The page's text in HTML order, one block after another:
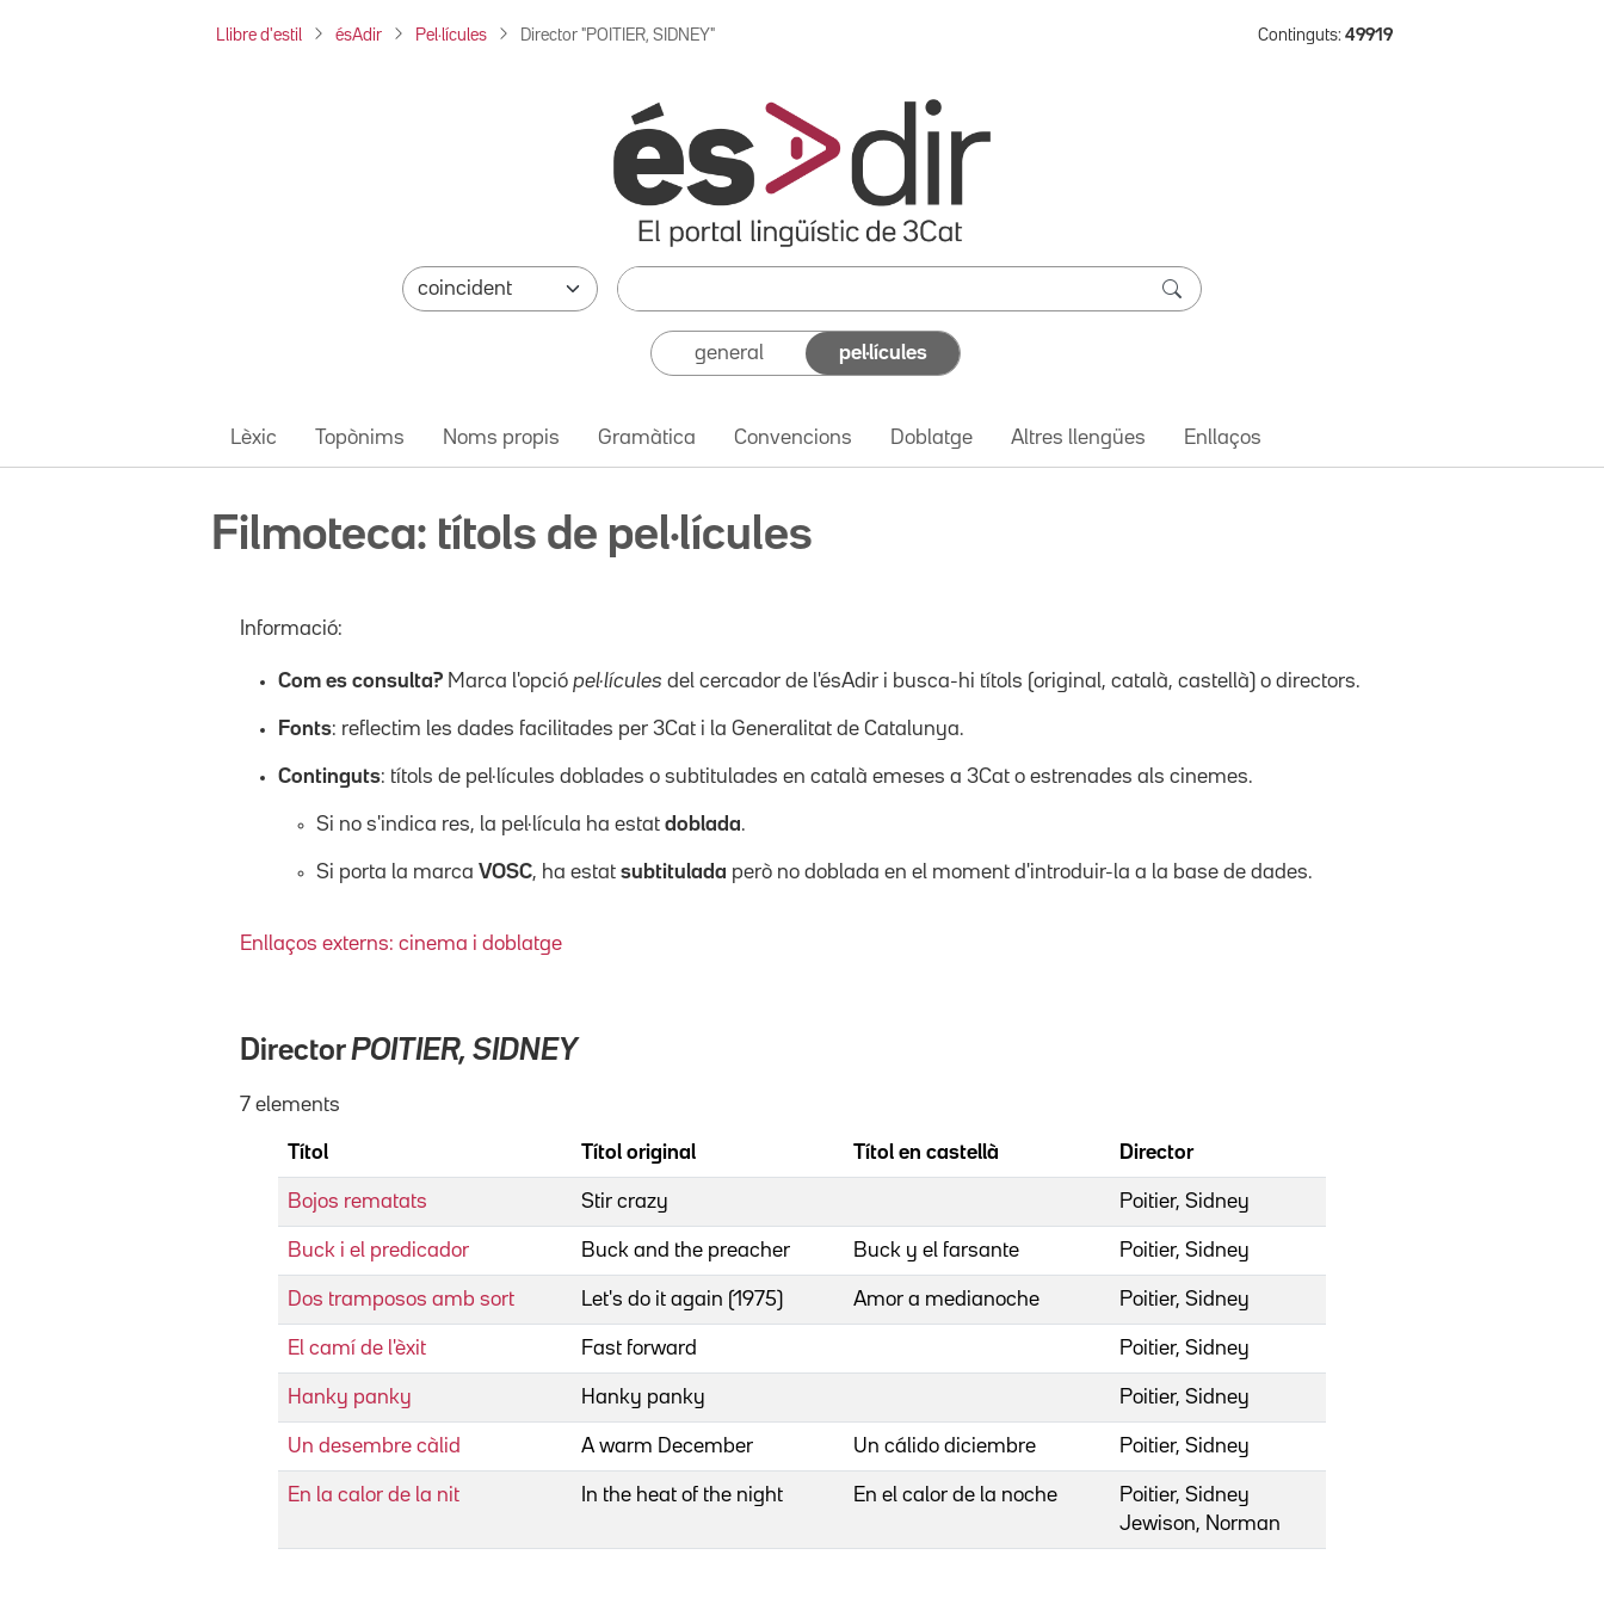
Llibre d'estil ésAdir Pel·lícules Director "POITIER, SIDNEY" Continguts: 49919
general pel·lícules
Lèxic Topònims Noms propis Gramàtica Convencions Doblatge Altres llengües Enllaços
Filmoteca: títols de pel·lícules
Informació:
Com es consulta? Marca l'opció pel·lícules del cercador de l'ésAdir i busca-hi títols (original, català, castellà) o directors.
Fonts: reflectim les dades facilitades per 3Cat i la Generalitat de Catalunya.
Continguts: títols de pel·lícules doblades o subtitulades en català emeses a 3Cat o estrenades als cinemes.
Si no s'indica res, la pel·lícula ha estat doblada.
Si porta la marca VOSC, ha estat subtitulada però no doblada en el moment d'introduir-la a la base de dades.
Enllaços externs: cinema i doblatge
Director POITIER, SIDNEY
7 elements
Títol Títol original Títol en castellà Director
Bojos rematats Stir crazy Poitier, Sidney
Buck i el predicador Buck and the preacher Buck y el farsante Poitier, Sidney
Dos tramposos amb sort Let's do it again (1975) Amor a medianoche Poitier, Sidney
El camí de l'èxit Fast forward Poitier, Sidney
Hanky panky Hanky panky Poitier, Sidney
Un desembre càlid A warm December Un cálido diciembre Poitier, Sidney
En la calor de la nit In the heat of the night En el calor de la noche
Poitier, Sidney
Jewison, Norman